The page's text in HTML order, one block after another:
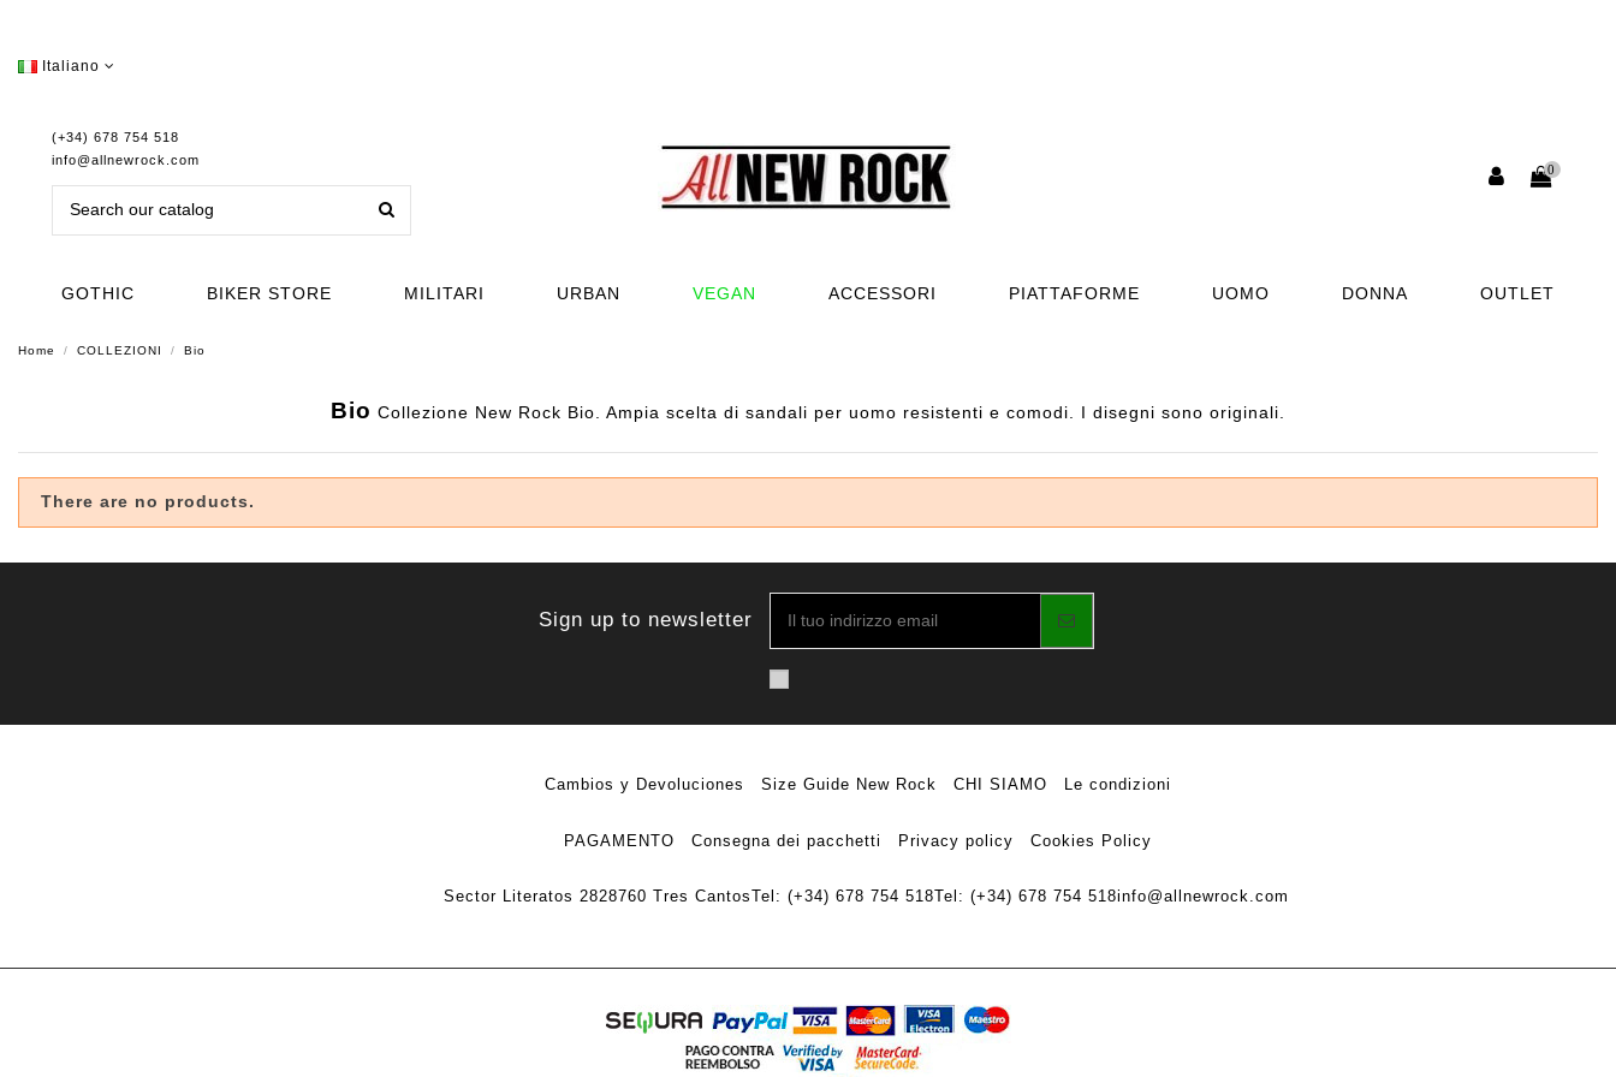
Italiano
(+34) 678 754 518
info@allnewrock.com
0
GOTHIC BIKER STORE MILITARI URBAN VEGAN ACCESSORI PIATTAFORME UOMO DONNA OUTLET
Home COLLEZIONI Bio
Bio Collezione New Rock Bio. Ampia scelta di sandali per uomo resistenti e comodi. I disegni sono originali.
There are no products.
Sign up to newsletter
Cambios y Devoluciones Size Guide New Rock CHI SIAMO Le condizioni
PAGAMENTO Consegna dei pacchetti Privacy policy Cookies Policy
Sector Literatos 2828760 Tres CantosTel: (+34) 678 754 518Tel: (+34) 678 754 518info@allnewrock.com